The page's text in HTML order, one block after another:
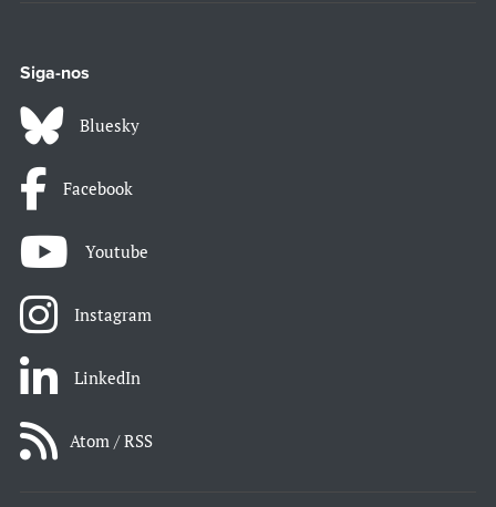
Siga-nos
Bluesky
Facebook
Youtube
Instagram
LinkedIn
Atom / RSS